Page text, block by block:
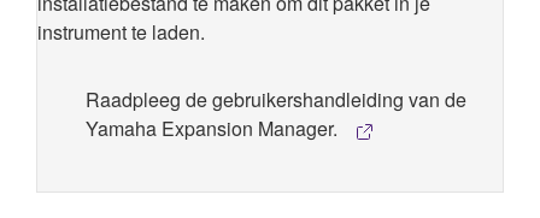
instrument te laden.
Raadpleeg de gebruikershandleiding van de
Yamaha Expansion Manager.